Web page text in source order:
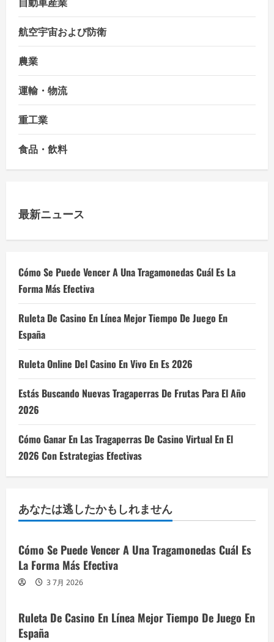
航空宇宙および防衛
農業
運輸・物流
重工業
食品・飲料
最新ニュース
Cómo Se Puede Vencer A Una Tragamonedas Cuál Es La
Forma Más Efectiva
Ruleta De Casino En Línea Mejor Tiempo De Juego En
España
Ruleta Online Del Casino En Vivo En Es 2026
Estás Buscando Nuevas Tragaperras De Frutas Para El Año
2026
Cómo Ganar En Las Tragaperras De Casino Virtual En El
2026 Con Estrategias Efectivas
あなたは逃したかもしれません
Cómo Se Puede Vencer A Una Tragamonedas Cuál Es
La Forma Más Efectiva
3 7月 2026
Ruleta De Casino En Línea Mejor Tiempo De Juego En
España